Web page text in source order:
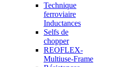
Technique
ferroviaire
Inductances
Selfs de
chopper
REOFLEX-
Multiuse-Frame